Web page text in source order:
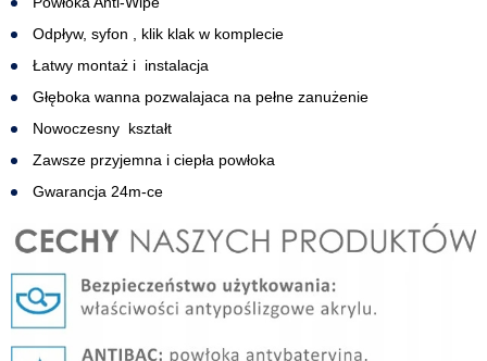
Odpływ, syfon , klik klak w komplecie
Łatwy montaż i instalacja
Głęboka wanna pozwalajaca na pełne zanużenie
Nowoczesny kształt
Zawsze przyjemna i ciepła powłoka
Gwarancja 24m-ce